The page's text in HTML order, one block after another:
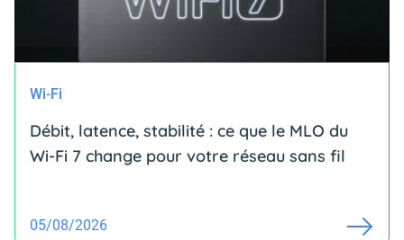
Wi-Fi
Débit, latence, stabilité : ce que le MLO du
Wi-Fi 7 change pour votre réseau sans fil
05/08/2026